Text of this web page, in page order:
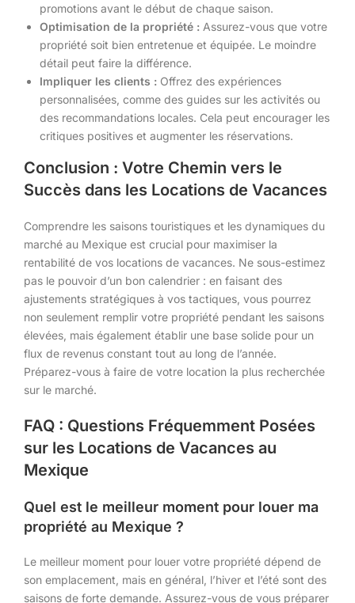
promotions avant le début de chaque saison.
Optimisation de la propriété : Assurez-vous que votre
propriété soit bien entretenue et équipée. Le moindre
détail peut faire la différence.
Impliquer les clients : Offrez des expériences
personnalisées, comme des guides sur les activités ou
des recommandations locales. Cela peut encourager les
critiques positives et augmenter les réservations.
Conclusion : Votre Chemin vers le
Succès dans les Locations de Vacances
Comprendre les saisons touristiques et les dynamiques du
marché au Mexique est crucial pour maximiser la
rentabilité de vos locations de vacances. Ne sous-estimez
pas le pouvoir d’un bon calendrier : en faisant des
ajustements stratégiques à vos tactiques, vous pourrez
non seulement remplir votre propriété pendant les saisons
élevées, mais également établir une base solide pour un
flux de revenus constant tout au long de l’année.
Préparez-vous à faire de votre location la plus recherchée
sur le marché.
FAQ : Questions Fréquemment Posées
sur les Locations de Vacances au
Mexique
Quel est le meilleur moment pour louer ma
propriété au Mexique ?
Le meilleur moment pour louer votre propriété dépend de
son emplacement, mais en général, l’hiver et l’été sont des
saisons de forte demande. Assurez-vous de vous préparer